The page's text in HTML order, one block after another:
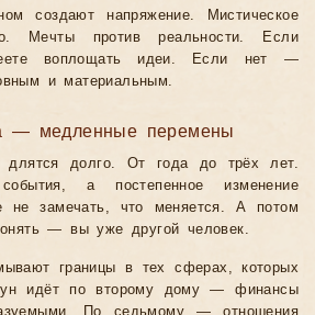
создают напряжение. Мистическое
Мечты против реальности. Если
воплощать идеи. Если нет —
и материальным.
— медленные перемены
длятся долго. От года до трёх лет.
а постепенное изменение
не замечать, что меняется. А потом
— вы уже другой человек.
границы в тех сферах, которых
идёт по второму дому — финансы